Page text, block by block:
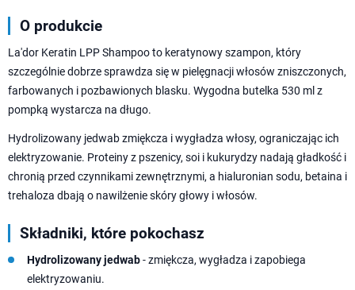
O produkcie
La'dor Keratin LPP Shampoo to keratynowy szampon, który
szczególnie dobrze sprawdza się w pielęgnacji włosów zniszczonych,
farbowanych i pozbawionych blasku. Wygodna butelka 530 ml z
pompką wystarcza na długo.
Hydrolizowany jedwab zmiękcza i wygładza włosy, ograniczając ich
elektryzowanie. Proteiny z pszenicy, soi i kukurydzy nadają gładkość i
chronią przed czynnikami zewnętrznymi, a hialuronian sodu, betaina i
trehaloza dbają o nawilżenie skóry głowy i włosów.
Składniki, które pokochasz
Hydrolizowany jedwab- zmiękcza, wygładza i zapobiega
elektryzowaniu.